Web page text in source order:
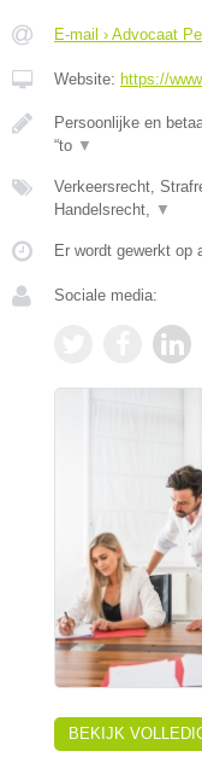
E-mail › Advocaat
Website: https://
Persoonlijke en
“to ▼
Verkeersrecht,
Handelsrecht,
▼
Er wordt gewerkt op
Sociale media:
BEKIJK